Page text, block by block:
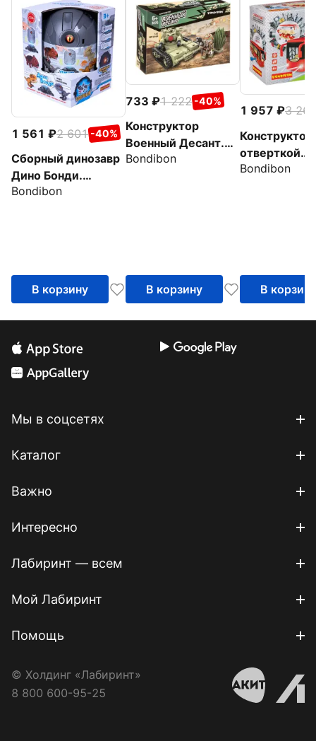
1 561 2 601 -40%
Сборный динозавр
Дино Бонди.
Трицератопс, со
Bondibon
В корзину
733 1 222 -40%
Конструктор
Военный Десант.
Танк, 147 деталей
Bondibon
В корзину
1 957
3 261
Конструктор
отверткой
Автобус,
Bondibon
В корзину
Мы в соцсетях
Каталог
Важно
Интересно
Лабиринт — всем
Мой Лабиринт
Помощь
© Холдинг «Лабиринт»
8 800 600-95-25